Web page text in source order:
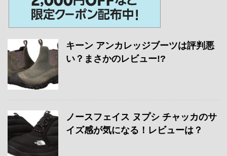
キーン アンカレッジブーツは評判悪
い？まさかのレビュー!?
ノースフェイス ヌプシ チャッカのサ
イズ感が気になる！レビューは？